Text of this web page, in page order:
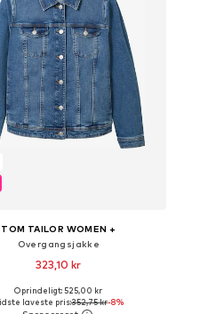
TOM TAILOR WOMEN +
Overgangsjakke
323,10 kr
Oprindeligt: 525,00 kr
laveste pris:352,75 kr-8%